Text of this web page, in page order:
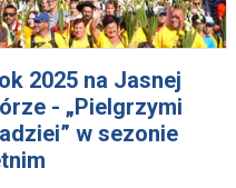
2025 na Jasnej
- „Pielgrzymi
w sezonie